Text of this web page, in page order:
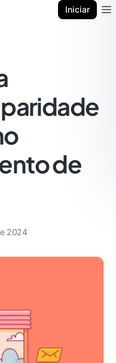
Iniciar
de
2024